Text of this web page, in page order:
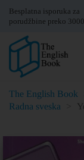
Besplatna isporuka za
porudžbine preko
The English Book
Radna sveska